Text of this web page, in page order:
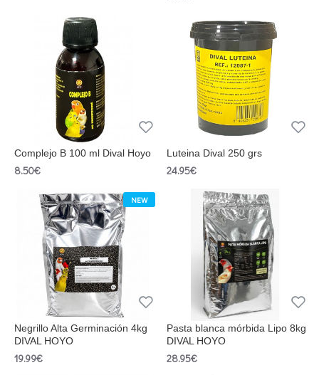
Complejo B 100 ml Dival Hoyo
8.50€
Luteina Dival 250 grs
24.95€
NEW
Negrillo Alta Germinación 4kg
DIVAL HOYO
19.99€
Pasta blanca mórbida Lipo 8kg
DIVAL HOYO
28.95€